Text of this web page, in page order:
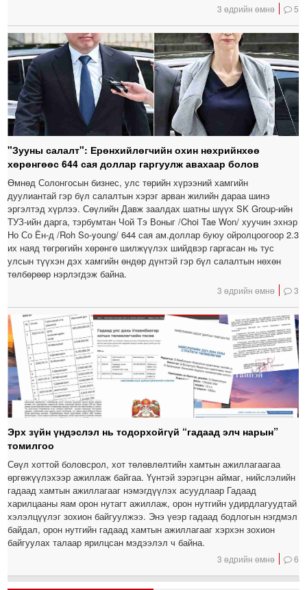
3 өдрийн өмнө 5
"Зууны салалт": Ерөнхийлөгчийн охин нөхрийнхөө
хөрөнгөөс 644 сая доллар гаргуулж авахаар болов
Өмнөд Солонгосын бизнес, улс төрийн хүрээний хамгийн
дуулиантай гэр бүл салалтын хэрэг арван жилийн дараа шинэ
эргэлтэд хүрлээ. Сөүлийн Давж заалдах шатны шүүх SK Group-ийн
ТУЗ-ийн дарга, тэрбумтан Чой Тэ Воныг /Choi Tae Won/ хуучин эхнэр
Но Со Ён-д /Roh So-young/ 644 сая ам.доллар буюу ойролцоогоор 2.3
их наяд төгрөгийн хөрөнгө шилжүүлэх шийдвэр гаргасан нь тус
улсын түүхэн дэх хамгийн өндөр дүнтэй гэр бүл салалтын нөхөн
төлбөрөөр нэрлэгдэж байна.
3 өдрийн өмнө 3
Эрх зүйн үндэслэл нь тодорхойгүй “гадаад элч нарын”
томилгоо
Сөүл хоттой боловсрол, хот төлөвлөлтийн хамтын ажиллагаагаа
өргөжүүлэхээр ажиллаж байгаа. Үүнтэй зэрэгцэн аймаг, нийслэлийн
гадаад хамтын ажиллагааг нэмэгдүүлэх асуудлаар Гадаад
харилцааны яам орон нутагт ажиллаж, орон нутгийн удирдлагуудтай
хэлэлцүүлэг зохион байгуулжээ. Энэ үеэр гадаад бодлогын нэгдмэл
байдал, орон нутгийн гадаад хамтын ажиллагааг хэрхэн зохион
байгуулах талаар ярилцсан мэдээлэл ч байна.
3 өдрийн өмнө 6